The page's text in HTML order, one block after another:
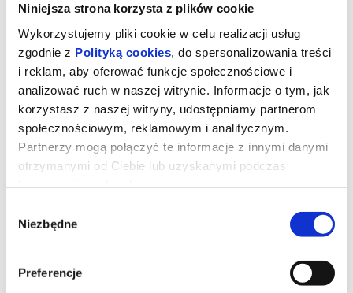
Niniejsza strona korzysta z plików cookie
Wykorzystujemy pliki cookie w celu realizacji usług
zgodnie z Polityką cookies , do spersonalizowania treści
i reklam, aby oferować funkcje społecznościowe i
analizować ruch w naszej witrynie. Informacje o tym, jak
korzystasz z naszej witryny, udostępniamy partnerom
społecznościowym, reklamowym i analitycznym.
Partnerzy mogą połączyć te informacje z innymi danymi
otrzymanymi od Ciebie lub uzyskanymi podczas
zgody
Niezbędne
Preferencje
Takie jest życie
"Takie jest życie" to inspirowana prawdziwymi wydarzeniami
poruszająca historia, która rozgrywa się na słonecznym wybrzeżu
deweloperem. Niespodziewany najeźdźca chce zamienić jego
dom i ziemię w luksusowy kurort.